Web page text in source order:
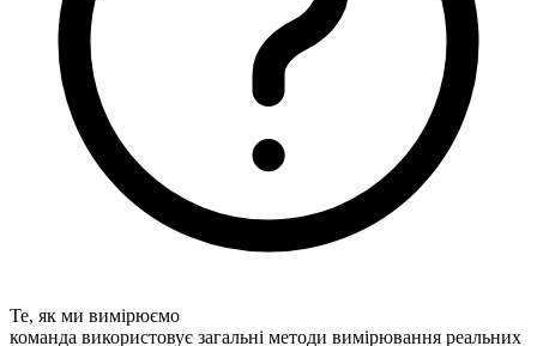
Те, як ми вимірюємо
команда використовує загальні методи вимірювання реальних